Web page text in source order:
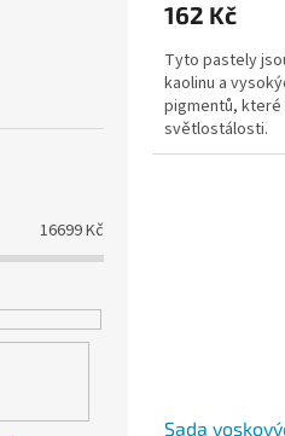
16699Kč
162 Kč
Tyto pastely
kaolinu a
pigmentů, které
světlostálosti.
Sada